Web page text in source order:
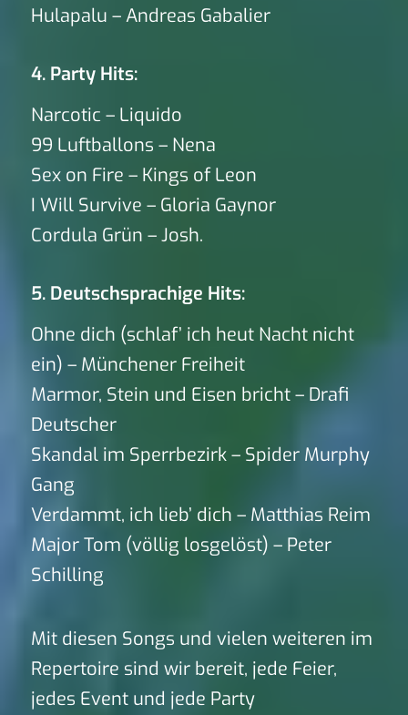
Hulapalu – Andreas Gabalier
4. Party Hits:
Narcotic – Liquido
99 Luftballons – Nena
Sex on Fire – Kings of Leon
I Will Survive – Gloria Gaynor
Cordula Grün – Josh.
5. Deutschsprachige Hits:
Ohne dich (schlaf’ ich heut Nacht nicht
ein) – Münchener Freiheit
Marmor, Stein und Eisen bricht – Drafi
Deutscher
Skandal im Sperrbezirk – Spider Murphy
Gang
Verdammt, ich lieb’ dich – Matthias Reim
Major Tom (völlig losgelöst) – Peter
Schilling
Mit diesen Songs und vielen weiteren im
Repertoire sind wir bereit, jede Feier,
jedes Event und jede Party